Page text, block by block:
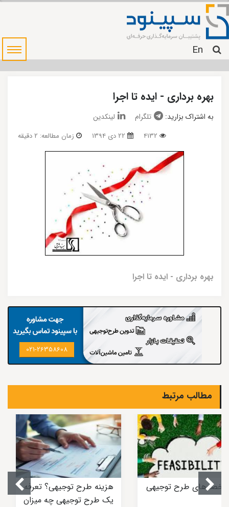
En
بهره برداری - ایده تا اجرا
به اشتراک بزارید: تلگرام لینکدین
زمان مطالعه: 2 دقیقه
بهره برداری - ایده تا اجرا
021-26358608
مطالب مرتبط
هزینه طرح توجیهی؟ تعرفه
یک طرح توجیهی چه میزان
طرح توجیهی